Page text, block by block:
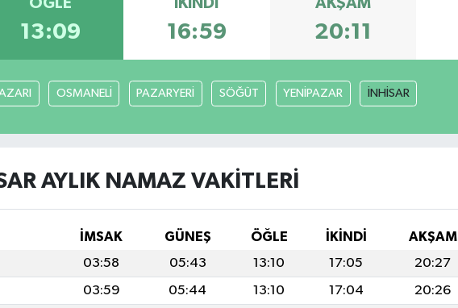
13:09 16:59 20:11
OSMANELİ PAZARYERİ SÖĞÜT YENİPAZAR İNHİSAR
AYLIK NAMAZ VAKITLERI
İMSAK GÜNEŞ ÖĞLE İKINDI AKŞAM
03:58 05:43 13:10 17:05 20:27
03:59 05:44 13:10 17:04 20:26